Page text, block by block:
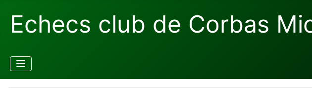
Echecs club de Corbas